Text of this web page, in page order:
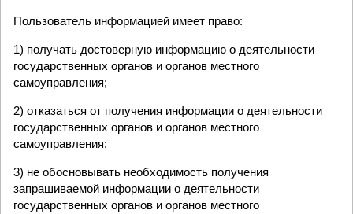
Пользователь информацией имеет право:
1) получать достоверную информацию о деятельности
государственных органов и органов местного
самоуправления;
2) отказаться от получения информации о деятельности
государственных органов и органов местного
самоуправления;
3) не обосновывать необходимость получения
запрашиваемой информации о деятельности
государственных органов и органов местного